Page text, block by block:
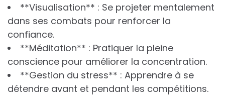
**Visualisation** : Se projeter mentalement
dans ses combats pour renforcer la
confiance.
**Méditation** : Pratiquer la pleine
conscience pour améliorer la concentration.
**Gestion du stress** : Apprendre à se
détendre avant et pendant les compétitions.